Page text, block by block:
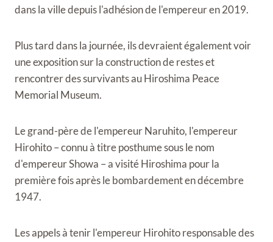
dans la ville depuis l'adhésion de l'empereur en 2019.
Plus tard dans la journée, ils devraient également voir
une exposition sur la construction de restes et
rencontrer des survivants au Hiroshima Peace
Memorial Museum.
Le grand-père de l'empereur Naruhito, l'empereur
Hirohito – connu à titre posthume sous le nom
d'empereur Showa – a visité Hiroshima pour la
première fois après le bombardement en décembre
1947.
Les appels à tenir l'empereur Hirohito responsable des